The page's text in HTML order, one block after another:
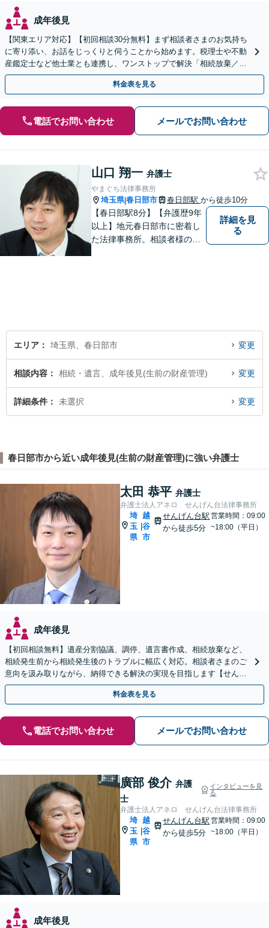
成年後見
【関東エリア対応】【初回相談30分無料】まず相談者さまのお気持ち
に寄り添い、お話をじっくりと伺うことから始めます。税理士や不動
産鑑定士など他士業とも連携し、ワンストップで解決「相続放棄／遺
言書作成／遺留分侵害額請求／使い込み・寄与分など」
料金表を見る
電話でお問い合わせ メールでお問い合わせ
山口 翔一 弁護士
やまぐち法律事務所
埼玉県|春日部市 春日部駅 から徒歩10分
【春日部駅8分】【弁護歴9年
以上】地元春日部市に密着し
た法律事務所。相談者様のお
詳細を見
る
エリア 埼玉県、春日部市 変更
相談内容 相続・遺言、成年後見(生前の財産管理) 変更
詳細条件 未選択 変更
春日部市から近い成年後見(生前の財産管理)に強い弁護士
太田 恭平 弁護士
弁護士法人アネロ せんげん台法律事務所
埼
玉
県
|
越
谷
市
せんげん台駅
から徒歩5分
営業時間：09:00
~18:00（平日）
成年後見
【初回相談無料】遺産分割協議、調停、遺言書作成、相続放棄など、
相続発生前から相続発生後のトラブルに幅広く対応。相談者さまのご
意向を汲み取りながら、納得できる解決の実現を目指します【せんげ
ん台駅より徒歩5分】
料金表を見る
電話でお問い合わせ メールでお問い合わせ
廣部 俊介 弁護
士
インタビューを見
る
弁護士法人アネロ せんげん台法律事務所
埼
玉
県
|
越
谷
市
せんげん台駅
から徒歩5分
営業時間：09:00
~18:00（平日）
成年後見